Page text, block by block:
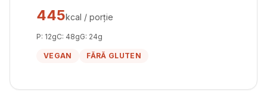
445kcal / porție
P: 12gC: 48gG: 24g
VEGAN FĂRĂ GLUTEN